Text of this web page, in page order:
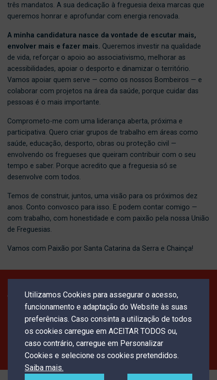
três mandatos. A sua dedicação à freguesia deixa marcas que
queremos honrar e aprofundar com energia renovada.
A minha candidatura nasce da vontade de escutar mais,
envolver mais e fazer mais. Queremos investir na qualidade
de vida, reforçar o apoio ao associativismo, melhorar as
acessibilidades, apoiar o desporto e dinamizar o território.
Vamos apoiar quem serve — como os nossos Bombeiros — e
colaborar com projetos na área da saúde, porque cuidar das
pessoas é o mais importante.
Comprometo-me com uma liderança aberta, próxima e
participativa. Quero criar grupos de trabalho em áreas como
saúde, educação, desporto, obras ou proteção civil —
envolvendo os fregueses que queiram contribuir com o seu
tempo e saber. Porque acredito que a freguesia só se
desenvolve com todos.
Temos de construir, juntos, uma visão para os próximos dez
anos. Conto convosco para isso. E podem contar comigo —
com trabalho, com honestidade e com paixão pela nossa União
de Freguesias.
Vamos com Paixão por Santa Catarina da Serra e Chainça!
ACOMPANHE AS NOVIDADES DA
CANDIDATURA DE JOÃO RITO,
CANDIDATO À UNIÃO DE
FREGUESIAS DE SANTA CATARINA
DA SERRA E CHAINÇA
Utilizamos Cookies para assegurar o acesso,
funcionamento e adaptação do Website às suas
preferências. Caso consinta a utilização de todos
os cookies carregue em ACEITAR TODOS ou,
caso contrário, carregue em Personalizar
Cookies e selecione os cookies pretendidos.
Saiba mais.